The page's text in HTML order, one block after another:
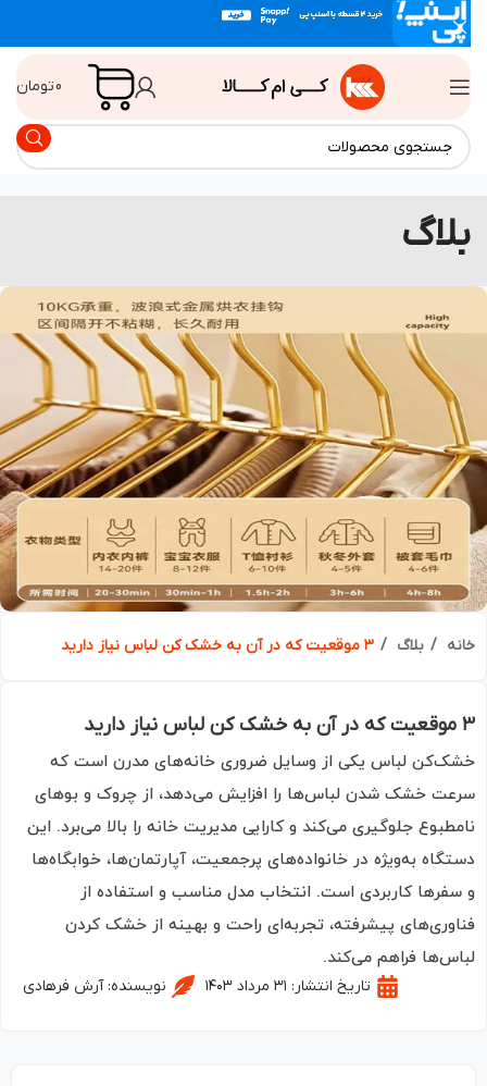
تومان
بلاگ ۳ موقعیت که در آن به خشک کن لباس نیاز دارید
لباس یکی از وسایل ضروری خانه‌های مدرن است که
خشک شدن لباس‌ها را افزایش می‌دهد، از چروک و بوهای
جلوگیری می‌کند و کارایی مدیریت خانه را بالا می‌برد. این
به‌ویژه در خانواده‌های پرجمعیت، آپارتمان‌ها، خوابگاه‌ها
کاربردی است. انتخاب مدل مناسب و استفاده از
پیشرفته، تجربه‌ای راحت و بهینه از خشک کردن
فراهم می‌کند.
تاریخ انتشار: ۳۱ مرداد ۱۴۰۳ نویسنده:آرش فرهادی